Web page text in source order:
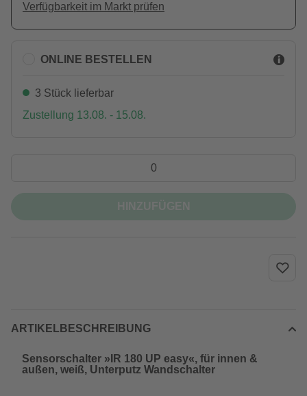
Verfügbarkeit im Markt prüfen
ONLINE BESTELLEN
3 Stück lieferbar
Zustellung 13.08. - 15.08.
ARTIKELBESCHREIBUNG
Sensorschalter »IR 180 UP easy«, für innen &
außen, weiß, Unterputz Wandschalter